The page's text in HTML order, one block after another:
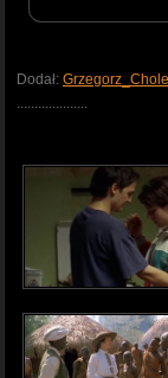
Dodał: